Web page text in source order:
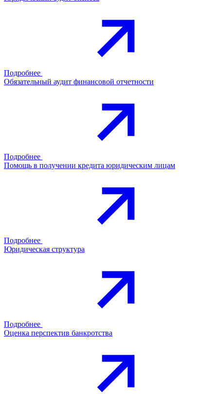
Подробнее
Обязательный аудит финансовой отчетности
Подробнее
Помощь в получении кредита юридическим лицам
Подробнее
Юридическая структура
Подробнее
Оценка перспектив банкротства